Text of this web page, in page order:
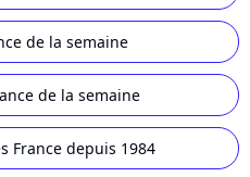
de la semaine
de la semaine
France depuis 1984